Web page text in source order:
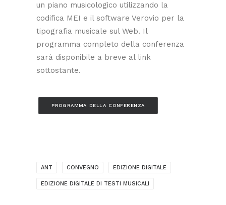
un piano musicologico utilizzando la
codifica MEI e il software Verovio per la
tipografia musicale sul Web. Il
programma completo della conferenza
sarà disponibile a breve al link
sottostante.
PROGRAMMA DELLA CONFERENZA
ANT CONVEGNO EDIZIONE DIGITALE
EDIZIONE DIGITALE DI TESTI MUSICALI